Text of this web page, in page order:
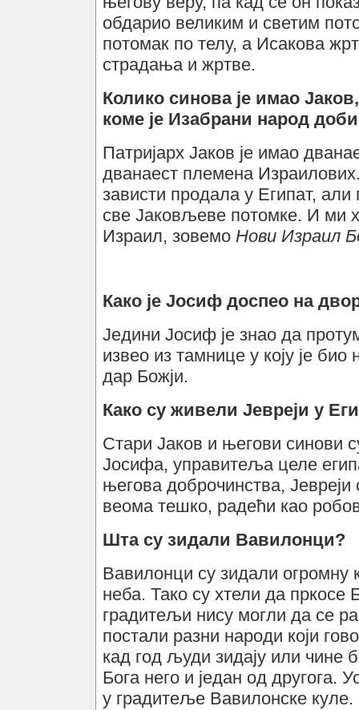
обдарио великим и светим
потомак по телу, а Исакова
страдања и жртве.
Колико синова је имао
коме је Изабрани народ
Патријарх Јаков је имао
дванаест племена
зависти продала у Египат, али
све Јаковљеве потомке. И ми
Израил, зовемо Нови Израил
Како је Јосиф доспео на
Једини Јосиф је знао да
извео из тамнице у коју је
дар Божји.
Како су живели Јевреји у
Стари Јаков и његови синови
Јосифа, управитеља целе
његова доброчинства,
веома тешко, радећи као
Шта су зидали Вавилонци?
Вавилонци су зидали огромну
неба. Тако су хтели да пркосе
градитељи нису могли да се
постали разни народи који
кад год људи зидају или чине
Бога него и један од
у градитеље Вавилонске куле.